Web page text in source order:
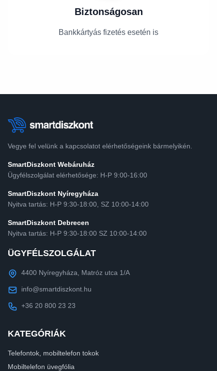
Biztonságosan
Bankkártyás fizetés esetén is
Vegye fel velünk a kapcsolatot elérhetőségeink bármelyikén.
SmartDiszkont Webáruház
Ügyfélszolgálat elérhetősége: H-P 9:00-16:00
SmartDiszkont Nyíregyháza
Nyitva tartás: H-P 9:30-18:00, SZ 10:00-14:00
SmartDiszkont Debrecen
Nyitva tartás: H-P 9:30-18:00 SZ 10:00-14:00
ÜGYFÉLSZOLGÁLAT
4400 Nyíregyháza, Matróz utca 1/A
info@smartdiszkont.hu
+36 20 800 23 23
KATEGÓRIÁK
Telefontok, mobiltelefon tokok
Mobiltelefon üvegfólia